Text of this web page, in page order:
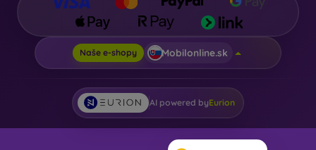
Naše e-shopy Mobilonline.sk
AI powered byEurion